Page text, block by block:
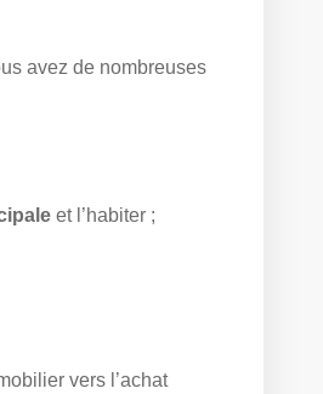
avez de nombreuses
et l’habiter ;
vers l’achat